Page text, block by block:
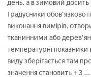
день, а в зимовий досить
Градусники обов'язково
виконання вимірів,
тканинними або
температурні показники
виду зберігається там
значення становить + 3 ...